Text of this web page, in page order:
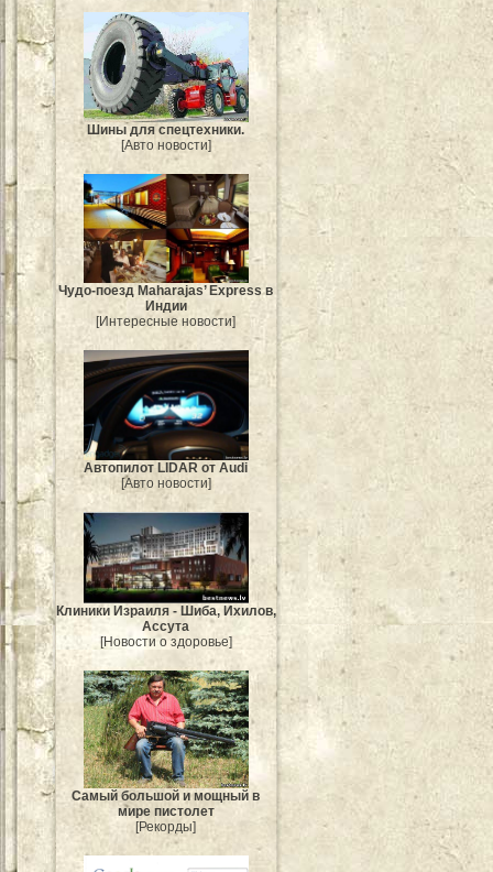
Шины для спецтехники.
[Авто новости]
Чудо-поезд Maharajas’ Express в
Индии
[Интересные новости]
Автопилот LIDAR от Audi
[Авто новости]
Клиники Израиля - Шиба, Ихилов,
Ассута
[Новости о здоровье]
Самый большой и мощный в
мире пистолет
[Рекорды]